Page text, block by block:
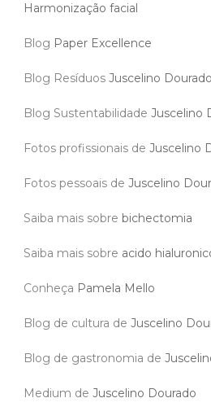
Harmonização facial
Blog Paper Excellence
Blog Resíduos Juscelino Dourado
Blog Sustentabilidade Juscelino
Fotos profissionais de Juscelino
Fotos pessoais de Juscelino
Saiba mais sobre bichectomia
Saiba mais sobre acido
Conheça Pamela Mello
Blog de cultura de Juscelino
Blog de gastronomia de
Medium de Juscelino Dourado